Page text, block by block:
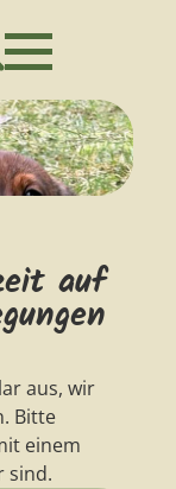
auf
aus, wir
Bitte
einem
sind.